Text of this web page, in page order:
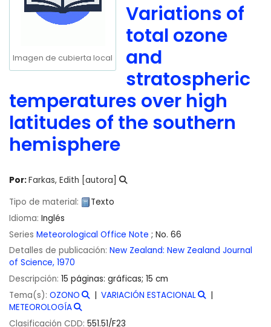
Imagen de cubierta local
Variations of
total ozone
and
stratospheric
temperatures over high
latitudes of the southern
hemisphere
Por:Farkas, Edith [autora]
Tipo de material:
Texto
Idioma: Inglés
Series Meteorological Office Note ; No. 66
Detalles de publicación: New Zealand: New Zealand Journal
of Science, 1970
Descripción: 15 páginas: gráficas; 15 cm
Tema(s): OZONO
VARIACIÓN ESTACIONAL
METEOROLOGÍA
Clasificación CDD: 551.51/F23